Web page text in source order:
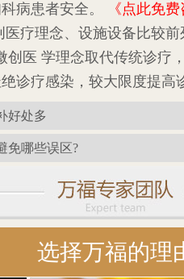
病患者安全。
《点此免费
理念、设施设备比较前
创医 学理念取代传统诊疗
诊疗感染，较大限度提高
好处多
免哪些误区?
选择万福的理